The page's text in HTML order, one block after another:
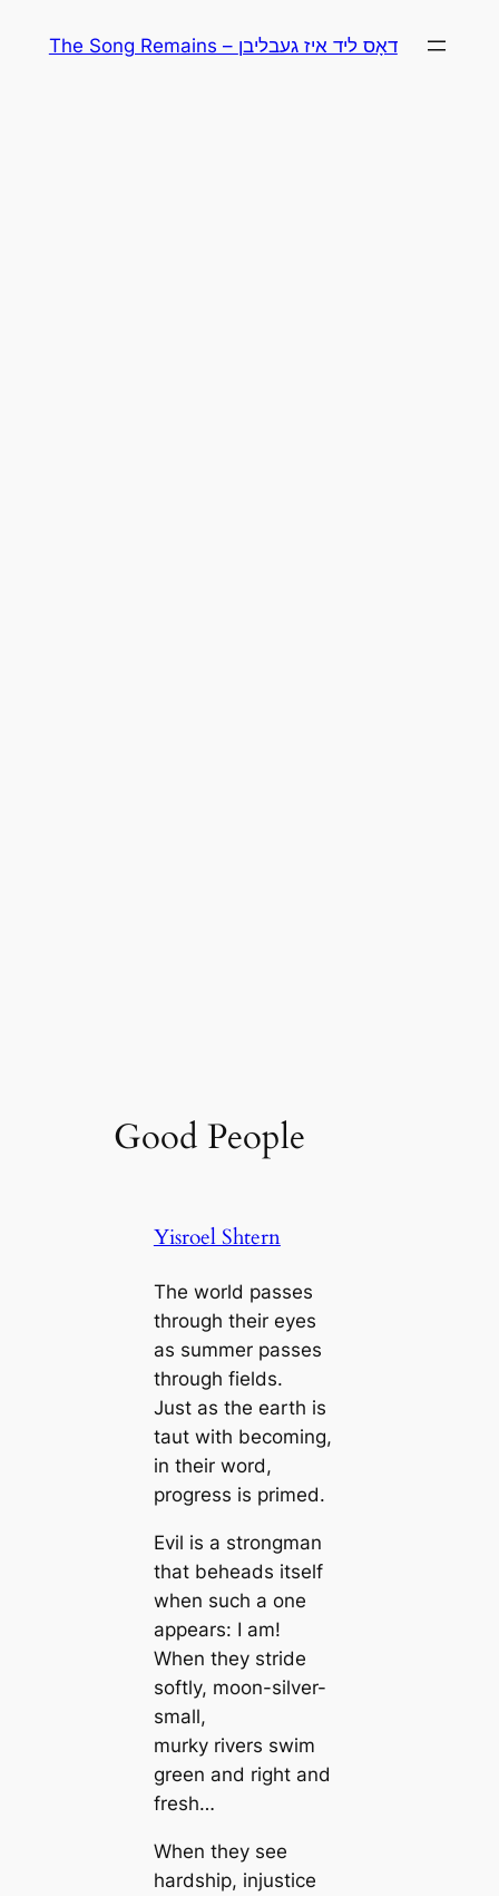
The Song Remains – דאָס ליד איז געבליבן
Good People
Yisroel Shtern
The world passes
through their eyes
as summer passes
through fields.
Just as the earth is
taut with becoming,
in their word,
progress is primed.
Evil is a strongman
that beheads itself
when such a one
appears: I am!
When they stride
softly, moon-silver-
small,
murky rivers swim
green and right and
fresh…
When they see
hardship, injustice